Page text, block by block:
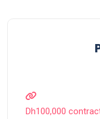
Dh100,000